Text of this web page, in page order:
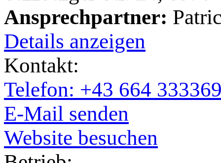
Ansprechpartner:
Details anzeigen
Kontakt:
Telefon: +43 664
E-Mail senden
Website besuchen